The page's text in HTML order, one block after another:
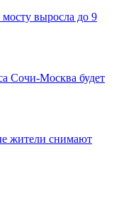
выросла до 9
Сочи-Москва будет
жители снимают